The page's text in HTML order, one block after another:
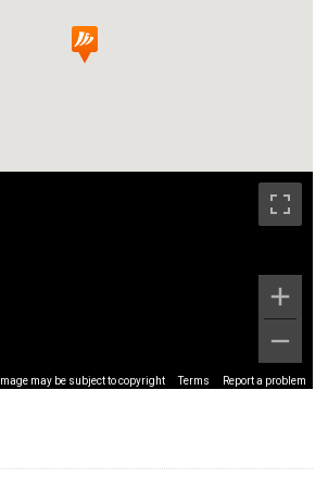
Image may be subject to copyright Terms Report a problem